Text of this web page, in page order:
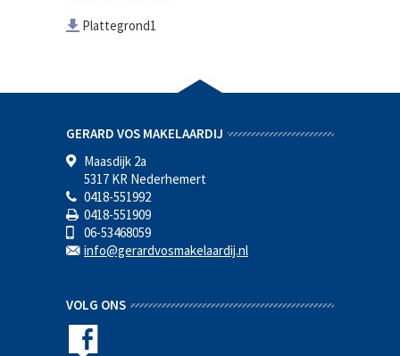
Plattegrond1
GERARD VOS MAKELAARDIJ
Maasdijk 2a
5317 KR Nederhemert
0418-551992
0418-551909
06-53468059
info@gerardvosmakelaardij.nl
VOLG ONS